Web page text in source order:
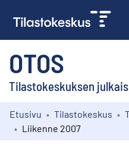
OTOS
Tilastokeskuksen
Kokoelmat
Etusivu Tilastokeskus
Liikenne 2007